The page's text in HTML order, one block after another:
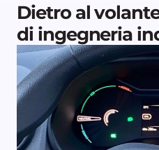
Dietro al
di ingegneria